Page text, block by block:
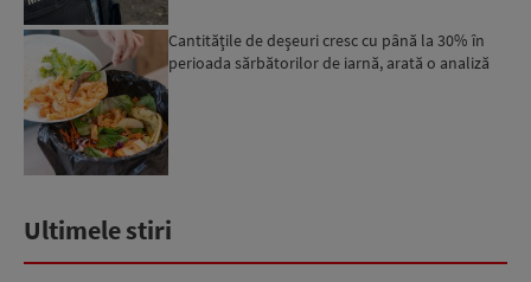
Cantităţile de deşeuri cresc cu până la 30% în
perioada sărbătorilor de iarnă, arată o analiză
Ultimele stiri